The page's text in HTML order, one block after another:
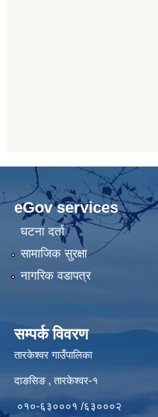
eGov services
घटना दर्ता
सामाजिक सुरक्षा
नागरिक वडापत्र
सम्पर्क विवरण
तारकेश्वर गाउँपालिका
दाङसिङ , तारकेश्वर-१
०१०-६३०००१ /६३०००२